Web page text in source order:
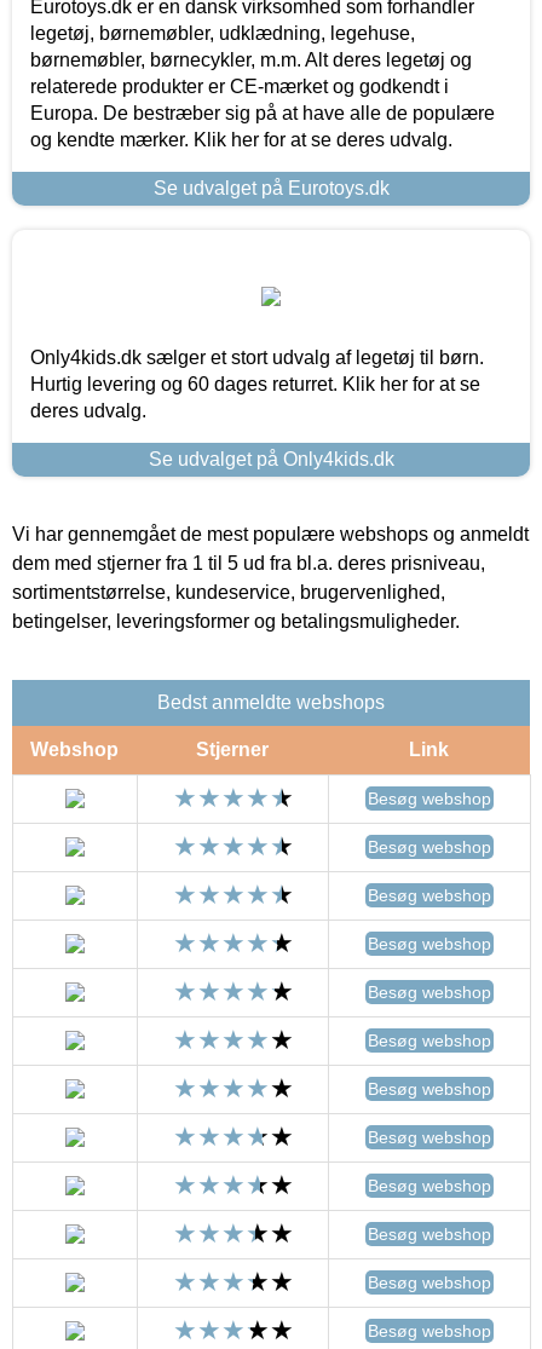
Eurotoys.dk er en dansk virksomhed som forhandler
legetøj, børnemøbler, udklædning, legehuse,
børnemøbler, børnecykler, m.m. Alt deres legetøj og
relaterede produkter er CE-mærket og godkendt i
Europa. De bestræber sig på at have alle de populære
og kendte mærker. Klik her for at se deres udvalg.
Se udvalget på Eurotoys.dk
Only4kids.dk sælger et stort udvalg af legetøj til børn.
Hurtig levering og 60 dages returret. Klik her for at se
deres udvalg.
Se udvalget på Only4kids.dk
Vi har gennemgået de mest populære webshops og anmeldt
dem med stjerner fra 1 til 5 ud fra bl.a. deres prisniveau,
sortimentstørrelse, kundeservice, brugervenlighed,
betingelser, leveringsformer og betalingsmuligheder.
Bedst anmeldte webshops
Webshop Stjerner Link
Besøg webshop
Besøg webshop
Besøg webshop
Besøg webshop
Besøg webshop
Besøg webshop
Besøg webshop
Besøg webshop
Besøg webshop
Besøg webshop
Besøg webshop
Besøg webshop